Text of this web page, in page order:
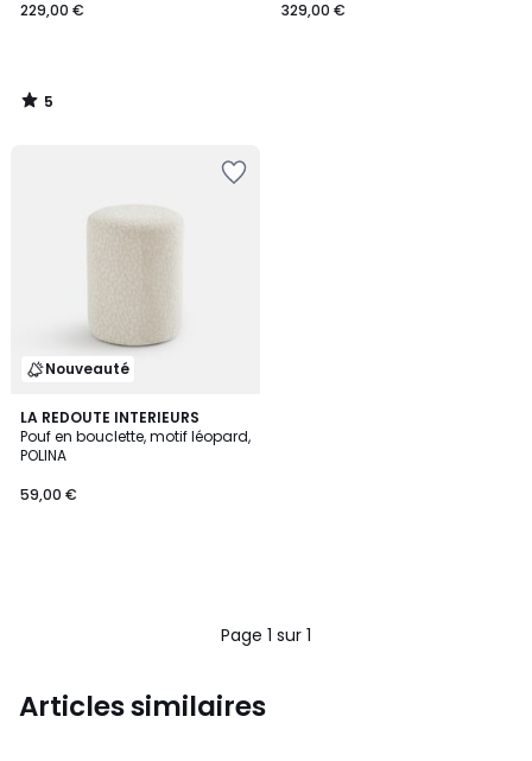
229,00 €
5
/
329,00 €
Nouveauté
LA REDOUTE INTERIEURS
Pouf en bouclette, motif léopard,
POLINA
59,00 €
Page 1 sur 1
Articles similaires